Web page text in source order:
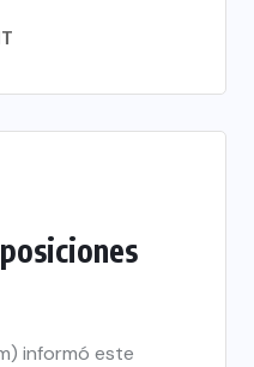
informó este